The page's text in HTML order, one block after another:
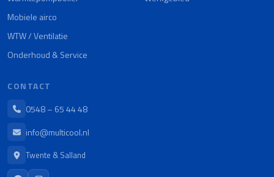
Mobiele airco
WTW / Ventilatie
Onderhoud & Service
CONTACT
0548 – 65 44 48
info@multicool.nl
Twente & Salland